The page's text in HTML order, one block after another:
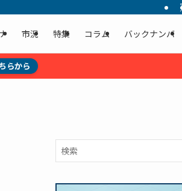
市況 特集 コラム バックナンバ
らから